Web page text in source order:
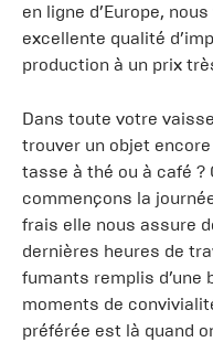
en ligne d’Europe,
excellente qualité
production à un prix
Dans toute votre
trouver un objet
tasse à thé ou à café ?
commençons la
frais elle nous assure
dernières heures de
fumants remplis d’une
moments de
préférée est là quand